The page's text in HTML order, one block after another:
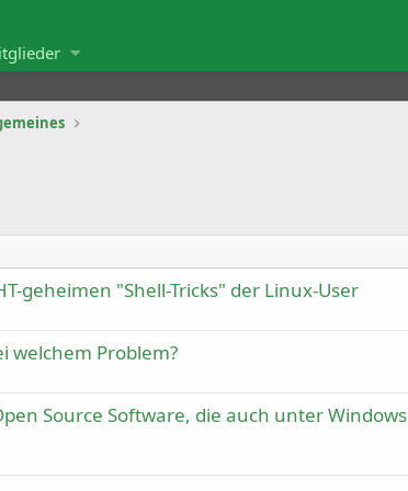
geheimen "Shell-Tricks" der Linux-User
welchem Problem?
Source Software, die auch unter Windows